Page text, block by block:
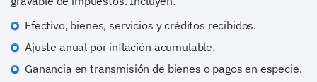
Efectivo, bienes, servicios y créditos recibidos.
Ajuste anual por inflación acumulable.
Ganancia en transmisión de bienes o pagos en especie.